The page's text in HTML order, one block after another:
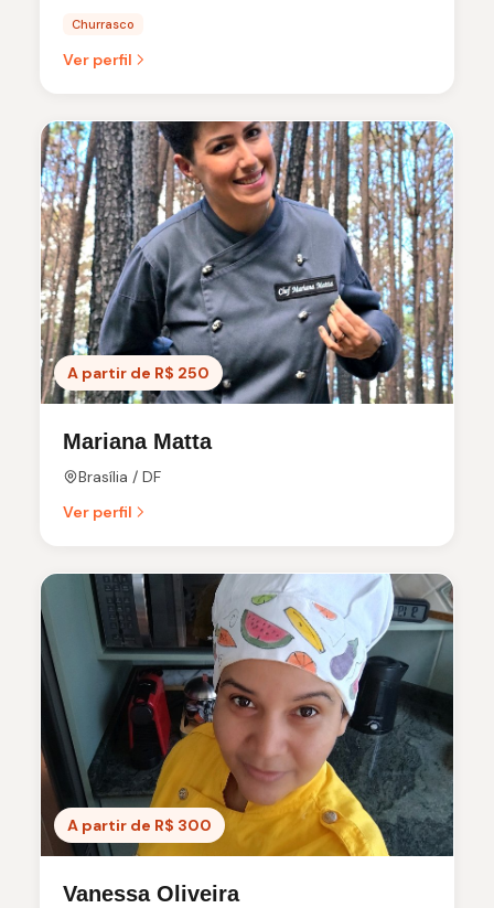
Churrasco
Ver perfil
A partir de R$ 250
Mariana Matta
Brasília / DF
Ver perfil
A partir de R$ 300
Vanessa Oliveira